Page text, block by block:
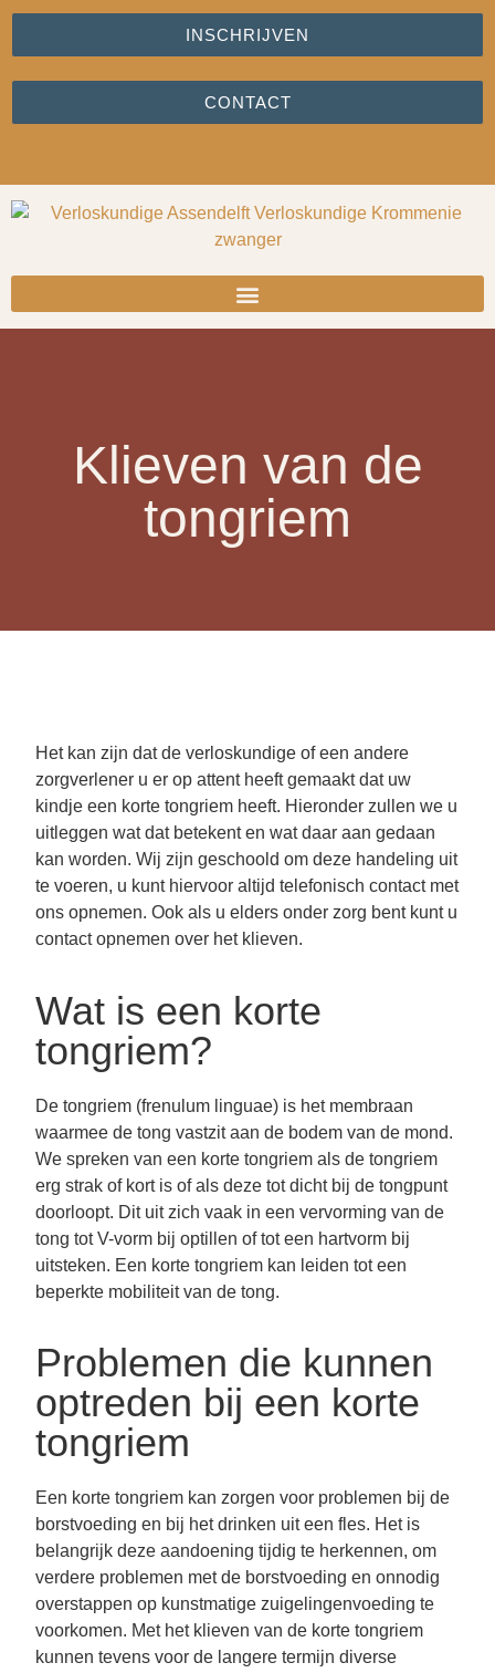
INSCHRIJVEN
CONTACT
Klieven van de
tongriem
Het kan zijn dat de verloskundige of een andere
zorgverlener u er op attent heeft gemaakt dat uw
kindje een korte tongriem heeft. Hieronder zullen we u
uitleggen wat dat betekent en wat daar aan gedaan
kan worden. Wij zijn geschoold om deze handeling uit
te voeren, u kunt hiervoor altijd telefonisch contact met
ons opnemen. Ook als u elders onder zorg bent kunt u
contact opnemen over het klieven.
Wat is een korte
tongriem?
De tongriem (frenulum linguae) is het membraan
waarmee de tong vastzit aan de bodem van de mond.
We spreken van een korte tongriem als de tongriem
erg strak of kort is of als deze tot dicht bij de tongpunt
doorloopt. Dit uit zich vaak in een vervorming van de
tong tot V-vorm bij optillen of tot een hartvorm bij
uitsteken. Een korte tongriem kan leiden tot een
beperkte mobiliteit van de tong.
Problemen die kunnen
optreden bij een korte
tongriem
Een korte tongriem kan zorgen voor problemen bij de
borstvoeding en bij het drinken uit een fles. Het is
belangrijk deze aandoening tijdig te herkennen, om
verdere problemen met de borstvoeding en onnodig
overstappen op kunstmatige zuigelingenvoeding te
voorkomen. Met het klieven van de korte tongriem
kunnen tevens voor de langere termijn diverse